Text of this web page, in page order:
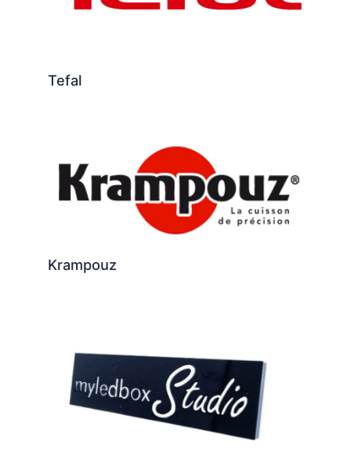
Tefal
Krampouz